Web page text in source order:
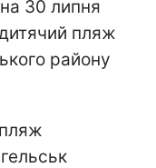
30 липня
пляж
району
пляж